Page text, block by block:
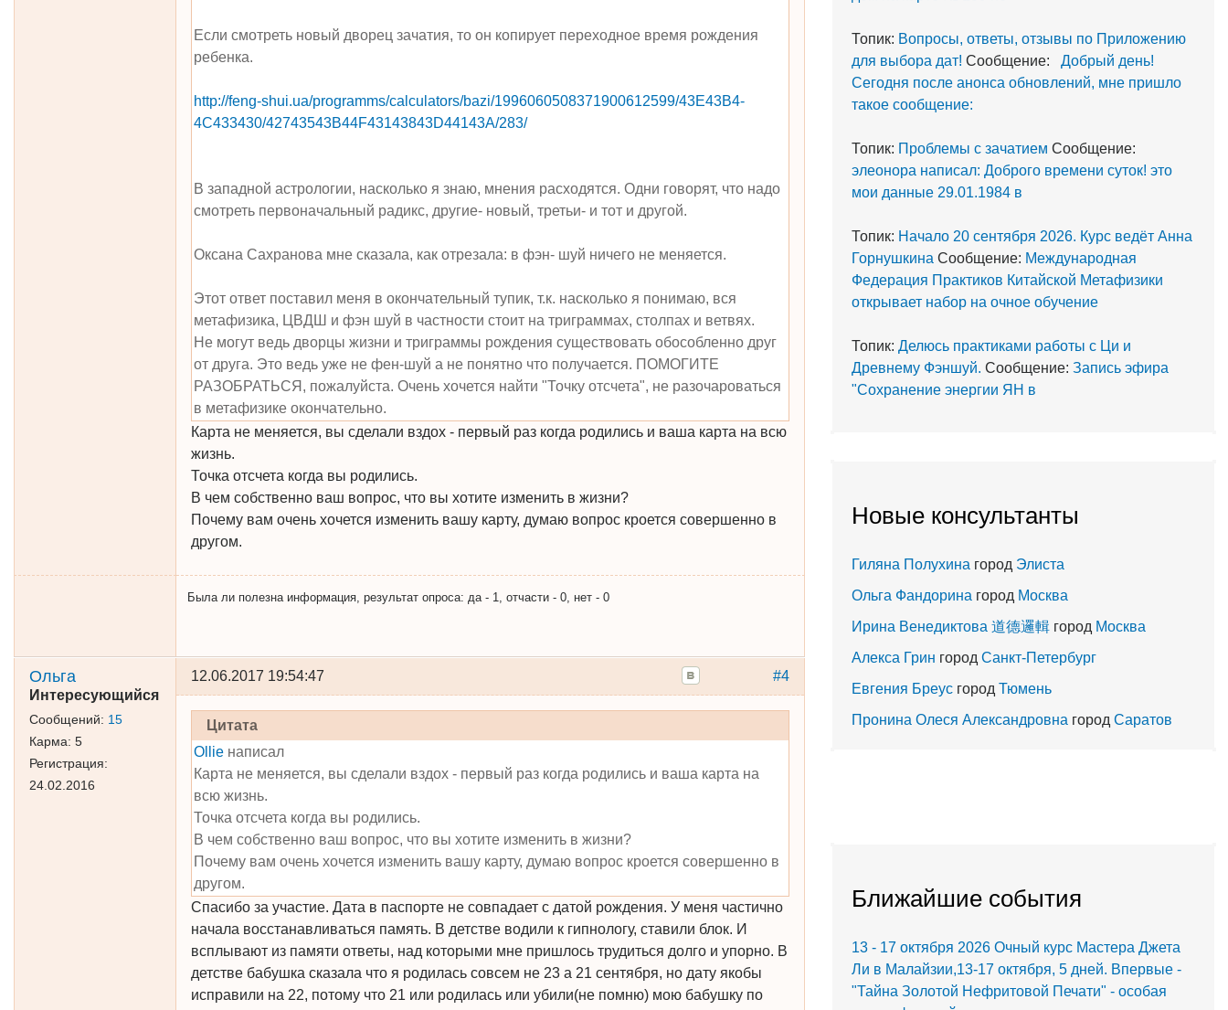
Если смотреть новый дворец зачатия, то он копирует переходное время рождения
ребенка.
http://feng-shui.ua/programms/calculators/bazi/1996060508371900612599/43E43B4­
4C433430/42743543B44F43143843D44143A/283/
В западной астрологии, насколько я знаю, мнения расходятся. Одни говорят, что надо
смотреть первоначальный радикс, другие- новый, третьи- и тот и другой.
Оксана Сахранова мне сказала, как отрезала: в фэн- шуй ничего не меняется.
Этот ответ поставил меня в окончательный тупик, т.к. насколько я понимаю, вся
метафизика, ЦВДШ и фэн шуй в частности стоит на триграммах, столпах и ветвях.
Не могут ведь дворцы жизни и триграммы рождения существовать обособленно друг
от друга. Это ведь уже не фен-шуй а не понятно что получается. ПОМОГИТЕ
РАЗОБРАТЬСЯ, пожалуйста. Очень хочется найти "Точку отсчета", не разочароваться
в метафизике окончательно.
Карта не меняется, вы сделали вздох - первый раз когда родились и ваша карта на всю
жизнь.
Точка отсчета когда вы родились.
В чем собственно ваш вопрос, что вы хотите изменить в жизни?
Почему вам очень хочется изменить вашу карту, думаю вопрос кроется совершенно в
другом.
Была ли полезна информация, результат опроса: да - 1, отчасти - 0, нет - 0
Ольга
Интересующийся
Сообщений: 15
Карма: 5
Регистрация:
24.02.2016
#4
12.06.2017 19:54:47
Цитата
Ollieнаписал
Карта не меняется, вы сделали вздох - первый раз когда родились и ваша карта на
всю жизнь.
Точка отсчета когда вы родились.
В чем собственно ваш вопрос, что вы хотите изменить в жизни?
Почему вам очень хочется изменить вашу карту, думаю вопрос кроется совершенно в
другом.
Спасибо за участие. Дата в паспорте не совпадает с датой рождения. У меня частично
начала восстанавливаться память. В детстве водили к гипнологу, ставили блок. И
всплывают из памяти ответы, над которыми мне пришлось трудиться долго и упорно. В
детстве бабушка сказала что я родилась совсем не 23 а 21 сентября, но дату якобы
исправили на 22, потому что 21 или родилась или убили(не помню) мою бабушку по
Топик: Вопросы, ответы, отзывы по Приложению
для выбора дат! Сообщение:
Добрый день!
Сегодня после анонса обновлений, мне пришло
такое сообщение:
Топик: Проблемы с зачатием Сообщение:
элеонора написал: Доброго времени суток! это
мои данные 29.01.1984 в
Топик: Начало 20 сентября 2026. Курс ведёт Анна
Горнушкина Сообщение: Международная
Федерация Практиков Китайской Метафизики
открывает набор на очное обучение
Топик: Делюсь практиками работы с Ци и
Древнему Фэншуй. Сообщение: Запись эфира
"Сохранение энергии ЯН в
Новые консультанты
Гиляна Полухина город Элиста
Ольга Фандорина город Москва
Ирина Венедиктова 道德邏輯 город Москва
Алекса Грин город Санкт-Петербург
Евгения Бреус город Тюмень
Пронина Олеся Александровна город Саратов
Ближайшие события
13 - 17 октября 2026 Очный курс Мастера Джета
Ли в Малайзии,13-17 октября, 5 дней. Впервые -
"Тайна Золотой Нефритовой Печати" - особая